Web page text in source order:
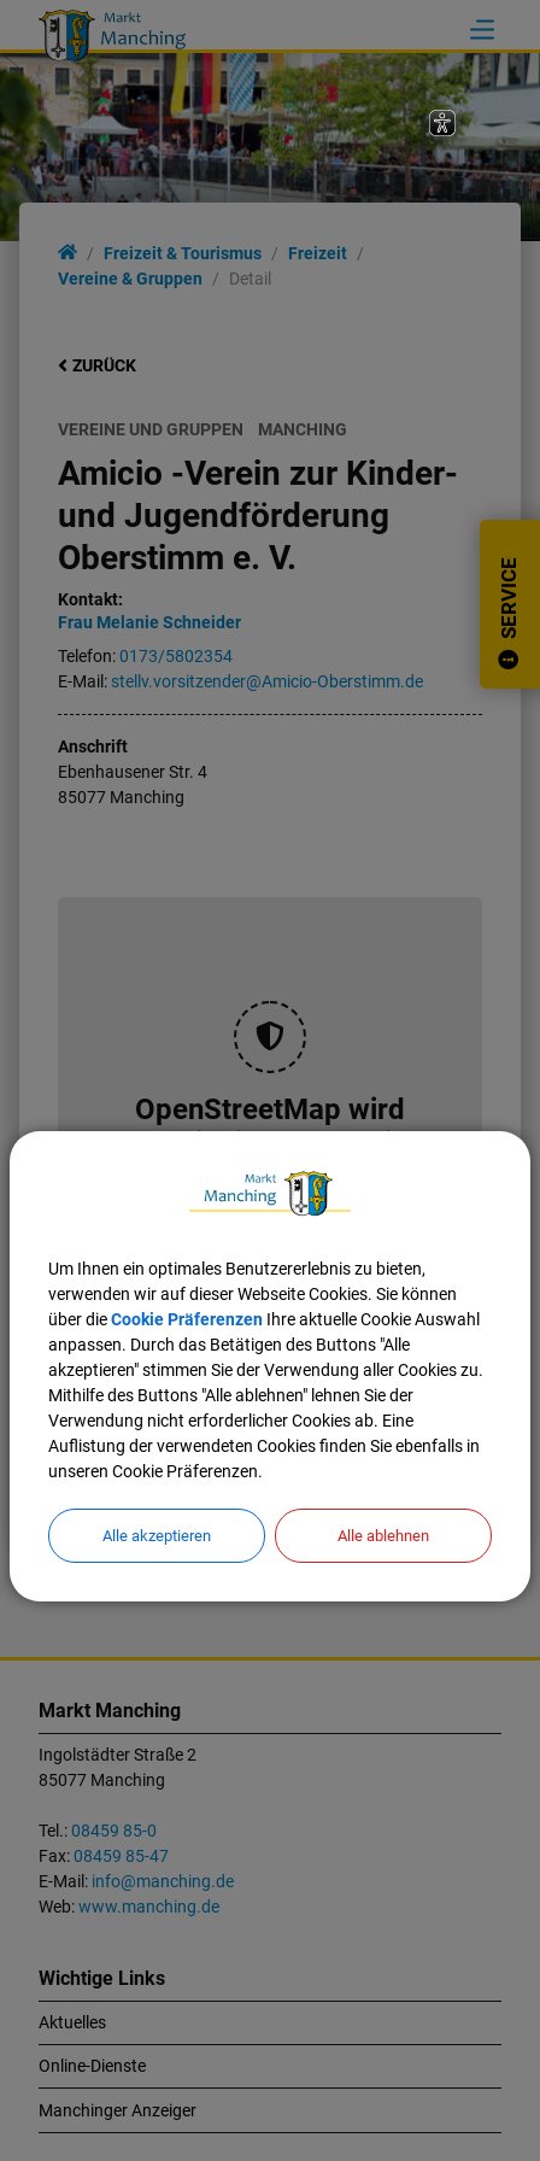
SERVICE
Freizeit & Tourismus
Freizeit
Vereine & Gruppen
Detail
ZURÜCK
VEREINE UND GRUPPEN MANCHING
Amicio -Verein zur Kinder-
und Jugendförderung
Oberstimm e. V.
Kontakt:
Frau Melanie Schneider
Telefon:0173/5802354
E-Mail: stellv.vorsitzender@Amicio-Oberstimm.de
Anschrift
Ebenhausener Str. 4
85077 Manching
OpenStreetMap wird
Bitte aktivieren Sie "OpenStreetMap" in Ihren
Cookie Einstellungen.
Markt Manching
Ingolstädter Straße 2
85077 Manching
Tel.:08459 85-0
Fax:08459 85-47
E-Mail: info@manching.de
Web:www.manching.de
Wichtige Links
Aktuelles
Online-Dienste
Manchinger Anzeiger
Um Ihnen ein optimales Benutzererlebnis zu bieten,
verwenden wir auf dieser Webseite Cookies. Sie können
über dieCookie Präferenzen Ihre aktuelle Cookie Auswahl
anpassen. Durch das Betätigen des Buttons "Alle
akzeptieren" stimmen Sie der Verwendung aller Cookies zu.
Mithilfe des Buttons "Alle ablehnen" lehnen Sie der
Verwendung nicht erforderlicher Cookies ab. Eine
Auflistung der verwendeten Cookies finden Sie ebenfalls in
unseren Cookie Präferenzen.
Alle akzeptieren Alle ablehnen